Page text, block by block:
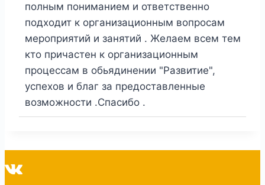
полным пониманием и ответственно
подходит к организационным вопросам
мероприятий и занятий . Желаем всем тем
кто причастен к организационным
процессам в обьядинении "Развитие",
успехов и благ за предоставленные
возможности .Спасибо .